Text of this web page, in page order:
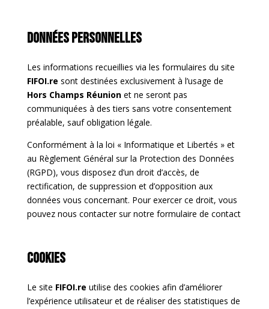
Données personnelles
Les informations recueillies via les formulaires du site
FIFOI.re sont destinées exclusivement à l’usage de
Hors Champs Réunionet ne seront pas
communiquées à des tiers sans votre consentement
préalable, sauf obligation légale.
Conformément à la loi « Informatique et Libertés » et
au Règlement Général sur la Protection des Données
(RGPD), vous disposez d’un droit d’accès, de
rectification, de suppression et d’opposition aux
données vous concernant. Pour exercer ce droit, vous
pouvez nous contacter sur notre formulaire de contact
Cookies
Le site FIFOI.re utilise des cookies afin d’améliorer
l’expérience utilisateur et de réaliser des statistiques de